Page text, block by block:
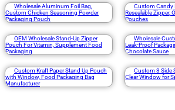
Wholesale Aluminum Foil Bag,
Custom Chicken Seasoning Powder
Packaging Pouch
Custom Candy
Resealable Zipper,
Pouches
OEM Wholesale Stand-Up Zipper
Pouch For Vitamin, Supplement Food
Packaging
Wholesale
Leak-Proof
Chocolate Sauce
Custom Kraft Paper Stand Up Pouch
with Window, Food Packaging Bag
Manufacturer
Custom 3 Side
Clear Window for